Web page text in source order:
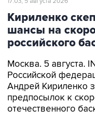
Кириленко
шансы на
российского
Москва. 5 августа.
Российской
Андрей Кириленко
предпосылок к
отечественного